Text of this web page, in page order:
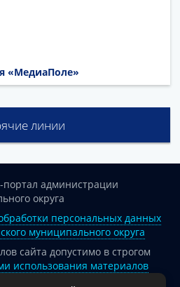
«МедиаПоле»
линии
администрации
округа
персональных данных
муниципального округа
сайта допустимо в строгом
использования материалов